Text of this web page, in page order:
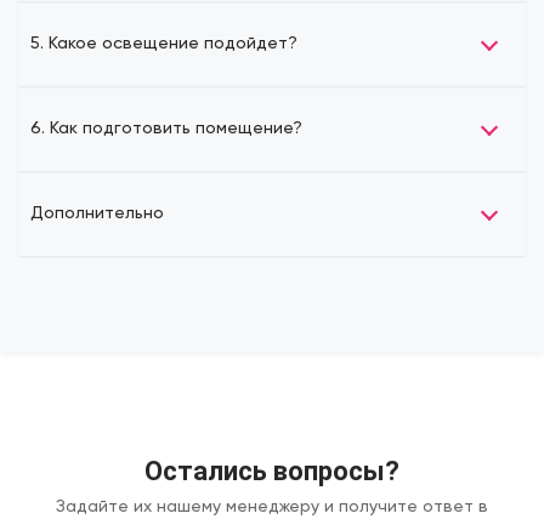
5. Какое освещение подойдет?
6. Как подготовить помещение?
Дополнительно
Остались вопросы?
Задайте их нашему менеджеру и получите ответ в